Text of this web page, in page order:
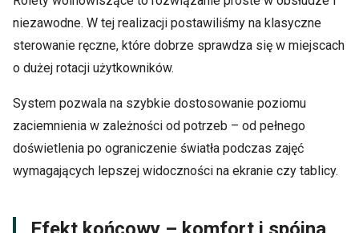
niezawodne. W tej realizacji postawiliśmy na klasyczne
sterowanie ręczne, które dobrze sprawdza się w miejscach
o dużej rotacji użytkowników.
System pozwala na szybkie dostosowanie poziomu
zaciemnienia w zależności od potrzeb – od pełnego
doświetlenia po ograniczenie światła podczas zajęć
wymagających lepszej widoczności na ekranie czy tablicy.